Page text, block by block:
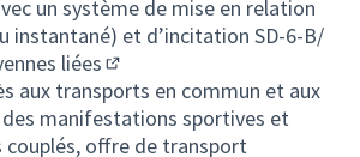
un système de mise en relation
instantané) et d’incitation SD-6-B/
liées
(S'ouvre dans un nouvel
aux transports en commun et aux
des manifestations sportives et
couplés, offre de transport